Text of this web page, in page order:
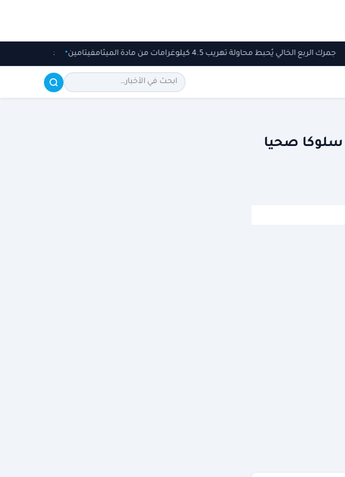
جمرك الربع الخالي يُحبط محاولة تهريب 4.5 كيلوغرامات من مادة الميثامفيتامين